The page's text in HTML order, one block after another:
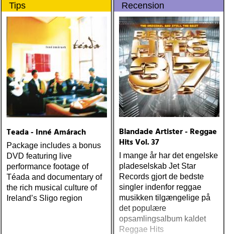
populære reggaestil kaldet
one-drop
Tips
Teada - Inné Amárach
Package includes a bonus
DVD featuring live
performance footage of
Téada and documentary of
the rich musical culture of
Ireland’s Sligo region
Recension
Blandade Artister - Reggae
Hits Vol. 37
I mange år har det engelske
pladeselskab Jet Star
Records gjort de bedste
singler indenfor reggae
musikken tilgængelige på
det populære
opsamlingsalbum kaldet
Reggae Hits